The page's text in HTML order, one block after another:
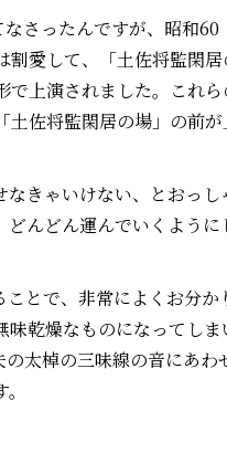
さったんですが、昭和60
割愛して、「土佐将監閑居
で上演されました。これら
土佐将監閑居の場」の前が
きゃいけない、とおっし
どんどん運んでいくように
とで、非常によくお分か
乾燥なものになってしま
太棹の三味線の音にあわ